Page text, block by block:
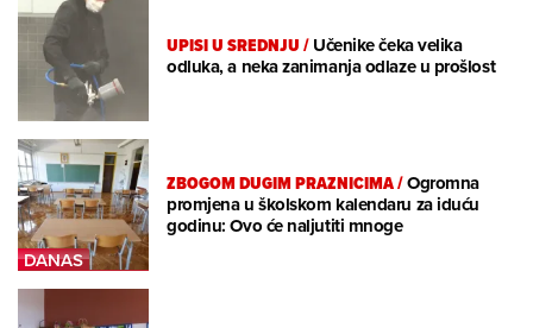
UPISI U SREDNJU/Učenike čeka velika
odluka, a neka zanimanja odlaze u prošlost
ZBOGOM DUGIM PRAZNICIMA/Ogromna
promjena u školskom kalendaru za iduću
godinu: Ovo će naljutiti mnoge